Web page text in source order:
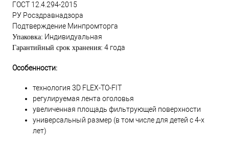
ГОСТ 12.4.294-2015
РУ Росздравнадзора
Подтверждение Минпромторга
Упаковка: Индивидуальная
Гарантийный срок хранения: 4 года
Особенности:
технология 3D FLEX-TO-FIT
регулируемая лента оголовья
увеличенная площадь фильтрующей поверхности
универсальный размер (в том числе для детей с 4-х
лет)